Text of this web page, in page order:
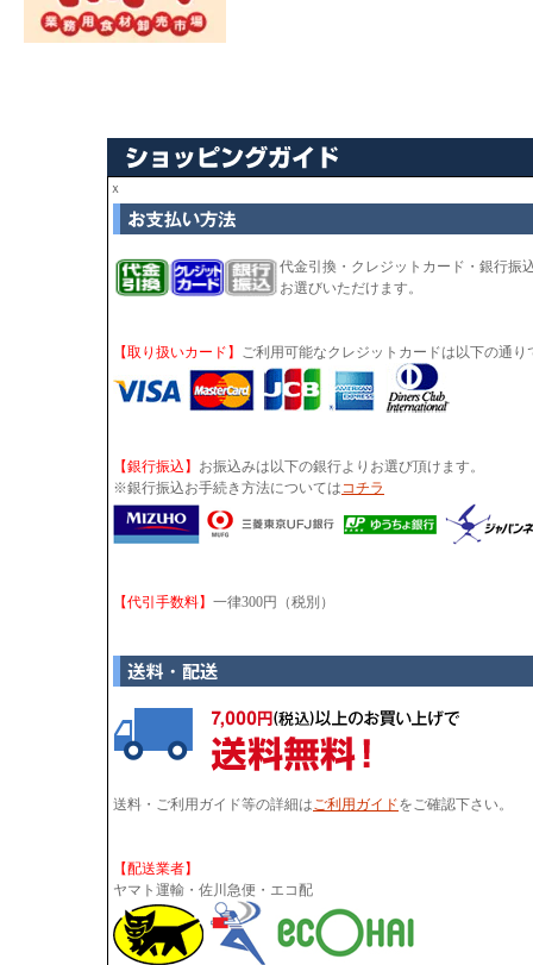
ｘ
代金引換・クレジットカード・銀行振
お選びいただけます。
【取り扱いカード】 ご利用可能なクレジットカードは以下の通り
【銀行振込】 お振込みは以下の銀行よりお選び頂けます。
※銀行振込お手続き方法についてはコチラ
【代引手数料】 一律300円（税別）
送料・ご利用ガイド等の詳細はご利用ガイドをご確認下さい。
【配送業者】
ヤマト運輸・佐川急便・エコ配